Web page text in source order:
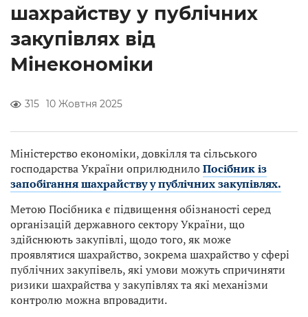
шахрайству у публічних
закупівлях від
Мінекономіки
315 10 Жовтня 2025
Міністерство економіки, довкілля та сільського
господарства України оприлюднилоПосібник із
запобігання шахрайству у публічних закупівлях.
Метою Посібника є підвищення обізнаності серед
організацій державного сектору України, що
здійснюють закупівлі, щодо того, як може
проявлятися шахрайство, зокрема шахрайство у сфері
публічних закупівель, які умови можуть спричиняти
ризики шахрайства у закупівлях та які механізми
контролю можна впровадити.